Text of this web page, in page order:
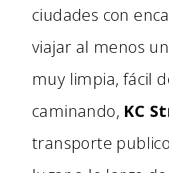
ciudades con
viajar al menos
muy limpia, fácil
caminando, KC
transporte